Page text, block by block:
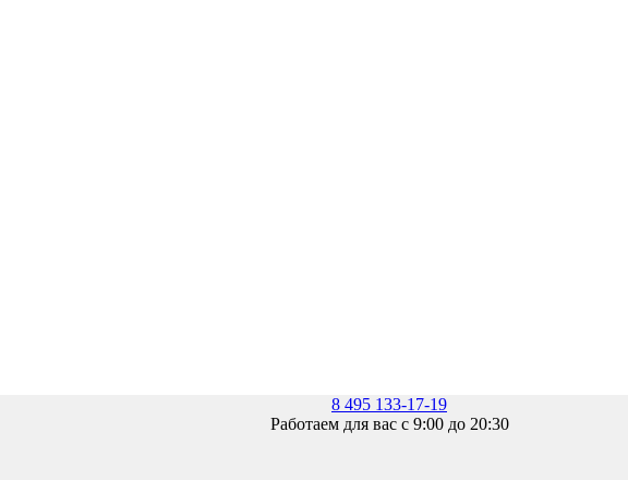
8 495 133-17-19
Работаем для вас с 9:00 до 20:30